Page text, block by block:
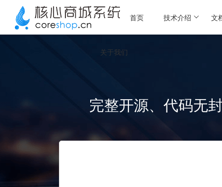
首页 技术介绍 文
关于我们
完整开源、代码无